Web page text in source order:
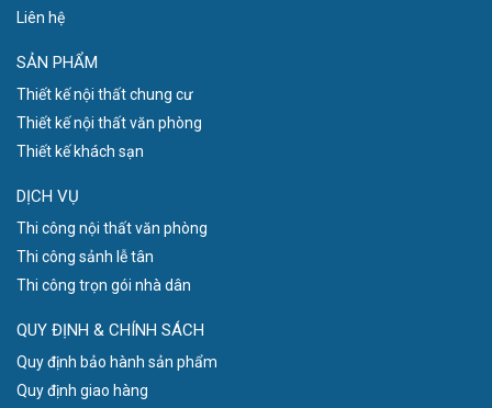
Liên hệ
SẢN PHẨM
Thiết kế nội thất chung cư
Thiết kế nội thất văn phòng
Thiết kế khách sạn
DỊCH VỤ
Thi công nội thất văn phòng
Thi công sảnh lễ tân
Thi công trọn gói nhà dân
QUY ĐỊNH & CHÍNH SÁCH
Quy định bảo hành sản phẩm
Quy định giao hàng